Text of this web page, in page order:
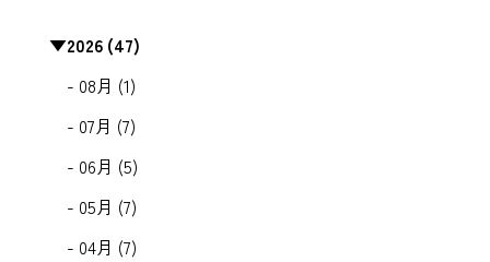
▼2026 (47)
- 08月 (1)
- 07月 (7)
- 06月 (5)
- 05月 (7)
- 04月 (7)